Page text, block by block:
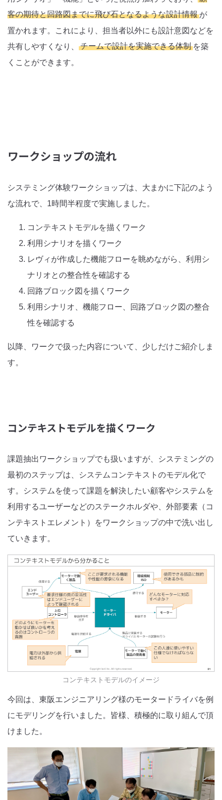
客の期待と回路図までに飛び石となるような設計情報 が
置かれます。これにより、担当者以外にも設計意図などを
共有しやすくなり、
チームで設計を実施できる体制 を築
くことができます。
ワークショップの流れ
システミング体験ワークショップは、大まかに下記のよう
な流れで、1時間半程度で実施しました。
コンテキストモデルを描くワーク
利用シナリオを描くワーク
レヴィが作成した機能フローを眺めながら、利用シ
ナリオとの整合性を確認する
回路ブロック図を描くワーク
利用シナリオ、機能フロー、回路ブロック図の整合
性を確認する
以降、ワークで扱った内容について、少しだけご紹介しま
す。
コンテキストモデルを描くワーク
課題抽出ワークショップでも扱いますが、システミングの
最初のステップは、システムコンテキストのモデル化で
す。システムを使って課題を解決したい顧客やシステムを
利用するユーザーなどのステークホルダや、外部要素（コ
ンテキストエレメント）をワークショップの中で洗い出し
ていきます。
コンテキストモデルのイメージ
今回は、東阪エンジニアリング様のモータードライバを例
にモデリングを行いました。皆様、積極的に取り組んで頂
けました。